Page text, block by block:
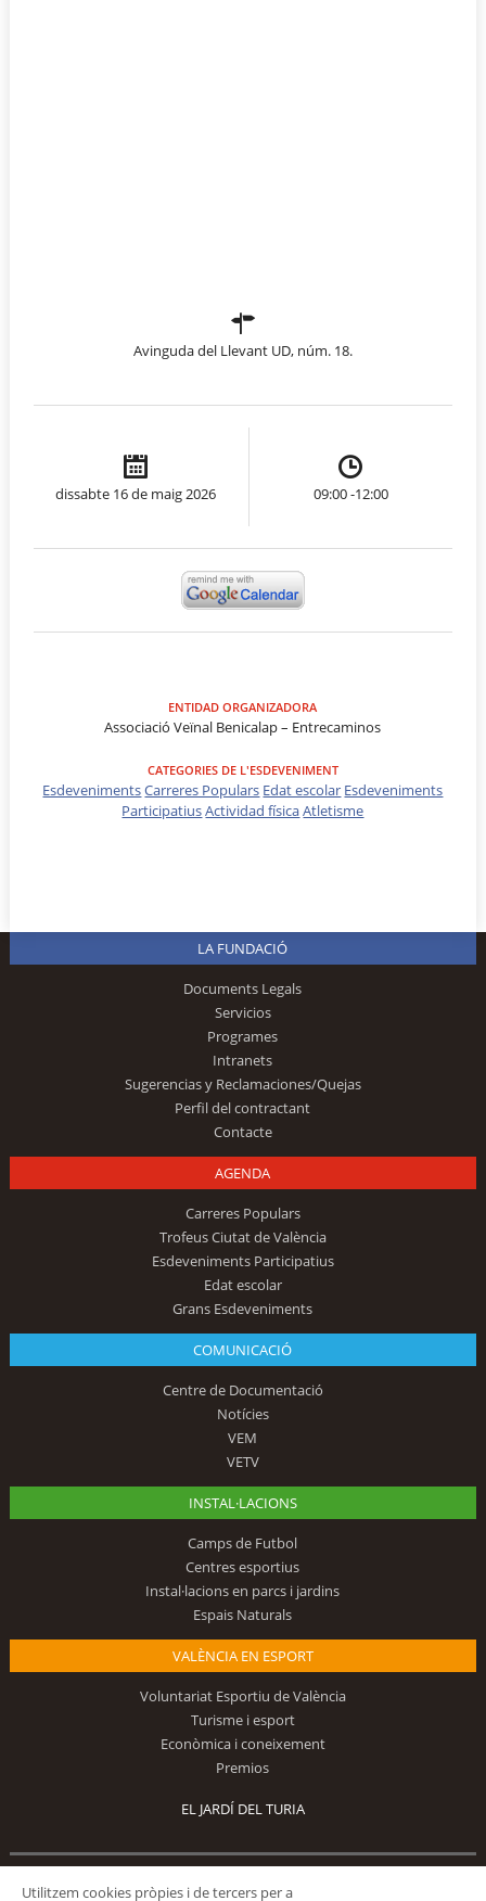
Avinguda del Llevant UD, núm. 18.
dissabte 16 de maig 2026 09:00 -12:00
ENTIDAD ORGANIZADORA
Associació Veïnal Benicalap – Entrecaminos
CATEGORIES DE L'ESDEVENIMENT
EsdevenimentsCarreres Populars Edat escolar Esdeveniments
ParticipatiusActividad físicaAtletisme
LA FUNDACIÓ
Documents Legals
Servicios
Programes
Intranets
Sugerencias y Reclamaciones/Quejas
Perfil del contractant
Contacte
AGENDA
Carreres Populars
Trofeus Ciutat de València
Esdeveniments Participatius
Edat escolar
Grans Esdeveniments
COMUNICACIÓ
Centre de Documentació
Notícies
VEM
VETV
INSTAL·LACIONS
Camps de Futbol
Centres esportius
Instal·lacions en parcs i jardins
Espais Naturals
VALÈNCIA EN ESPORT
Voluntariat Esportiu de València
Turisme i esport
Econòmica i coneixement
Premios
EL JARDÍ DEL TURIA
Utilitzem cookies pròpies i de tercers per a